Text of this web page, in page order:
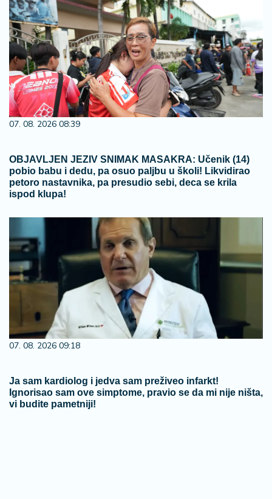
07. 08. 2026 08:39
OBJAVLJEN JEZIV SNIMAK MASAKRA: Učenik (14)
pobio babu i dedu, pa osuo paljbu u školi! Likvidirao
petoro nastavnika, pa presudio sebi, deca se krila
ispod klupa!
07. 08. 2026 09:18
Ja sam kardiolog i jedva sam preživeo infarkt!
Ignorisao sam ove simptome, pravio se da mi nije ništa,
vi budite pametniji!